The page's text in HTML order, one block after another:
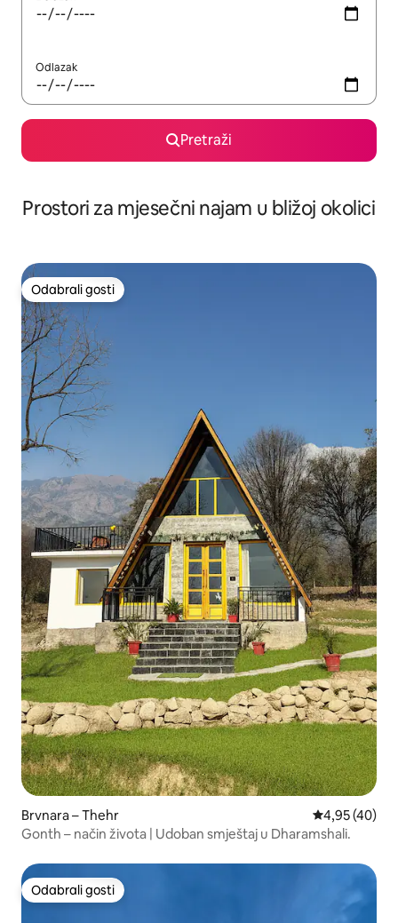
Odlazak
Pretraži
Prostori za mjesečni najam u bližoj okolici
Odabrali gosti
Odabrali gosti
Brvnara – Thehr Prosječna
4,95 (40)
Gonth – način života | Udoban smještaj u Dharamshali.
Odabrali gosti
Odabrali gosti